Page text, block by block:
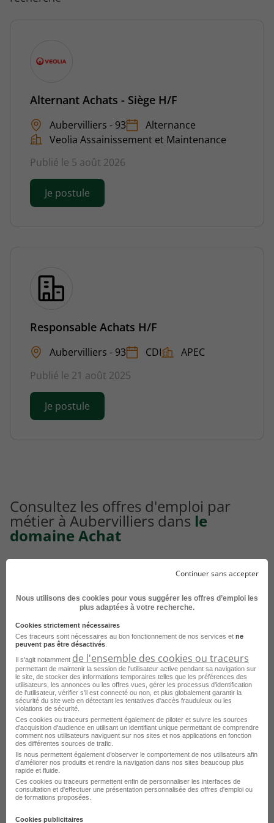
Alternant Achats - Siège H/F
Aubervilliers - 93
Alternance
Veolia Assainissement et Maintenance
Publié le 5 août 2026
Je postule
Responsable Achats H/F
Aubervilliers - 93 CDI
APEC
Publié le 21 août 2025
Je postule
Consultez les offres d'emploi par
métier à Aubervilliers dans le
domaine Achat
Consultez les offres d'emploi pour le
métierResponsable achat dans
d'autres villes
Emploi Responsable achat Paris
Emploi Responsable achat Toulouse
Emploi Responsable achat Lyon
Emploi Responsable achat Plaisir
Emploi Responsable achat Nogent-sur-Seine
Emploi Responsable achat Bordeaux
Continuer sans accepter
Nous utilisons des cookies pour vous suggérer les offres d’emploi les
plus adaptées à votre recherche.
Cookies strictement nécessaires
Ces traceurs sont nécessaires au bon fonctionnement de nos services et ne
peuvent pas être désactivés
Il s'agit notamment de l'ensemble des cookies ou traceurs
permettant de maintenir la session de l'utilisateur active pendant sa navigation sur
le site, de stocker des informations temporaires telles que les préférences des
utilisateurs, les annonces ou les offres vues, gérer les processus d'identification
de l'utilisateur, vérifier s'il est connecté ou non, et plus globalement garantir la
sécurité du site web en détectant les tentatives d'accès frauduleux ou les
violations de sécurité.
Ces cookies ou traceurs permettent également de piloter et suivre les sources
d'acquisition d'audience en utilisant un identifiant unique permettant de comprendre
comment nos utilisateurs naviguent sur nos sites et nos applications en fonction
des différentes sources de trafic.
Ils nous permettent également d’observer le comportement de nos utilisateurs afin
d'améliorer nos produits et rendre la navigation dans nos sites beaucoup plus
rapide et fluide.
Ces cookies ou traceurs permettent enfin de personnaliser les interfaces de
consultation et d'effectuer une présentation personnalisée des offres d'emploi ou
de formations proposées.
Cookies publicitaires